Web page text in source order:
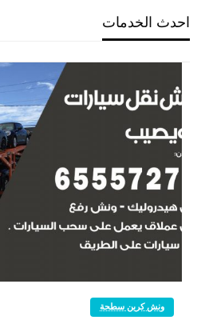
احدث الخدمات
ونش كرين سطحة